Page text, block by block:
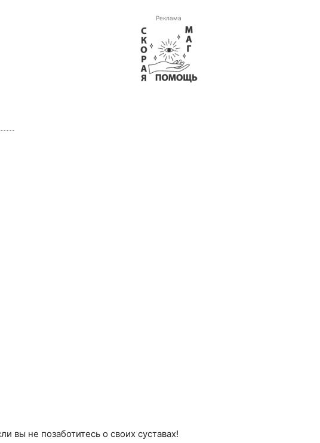
Реклама
вы не позаботитесь о своих суставах!